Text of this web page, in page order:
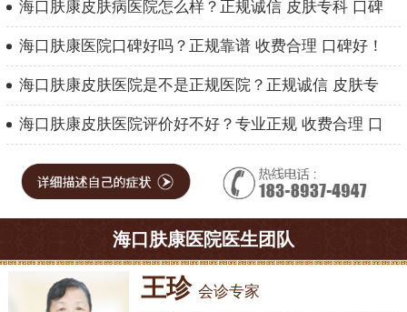
海口肤康皮肤病医院怎么样？正规诚信 皮肤专科 口碑
海口肤康医院口碑好吗？正规靠谱 收费合理 口碑好！
海口肤康皮肤医院是不是正规医院？正规诚信 皮肤专
海口肤康皮肤医院评价好不好？专业正规 收费合理 口
海口肤康医院医生团队
王珍 会诊专家